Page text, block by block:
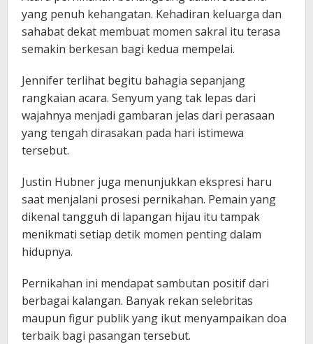
yang penuh kehangatan. Kehadiran keluarga dan
sahabat dekat membuat momen sakral itu terasa
semakin berkesan bagi kedua mempelai.
Jennifer terlihat begitu bahagia sepanjang
rangkaian acara. Senyum yang tak lepas dari
wajahnya menjadi gambaran jelas dari perasaan
yang tengah dirasakan pada hari istimewa
tersebut.
Justin Hubner juga menunjukkan ekspresi haru
saat menjalani prosesi pernikahan. Pemain yang
dikenal tangguh di lapangan hijau itu tampak
menikmati setiap detik momen penting dalam
hidupnya.
Pernikahan ini mendapat sambutan positif dari
berbagai kalangan. Banyak rekan selebritas
maupun figur publik yang ikut menyampaikan doa
terbaik bagi pasangan tersebut.